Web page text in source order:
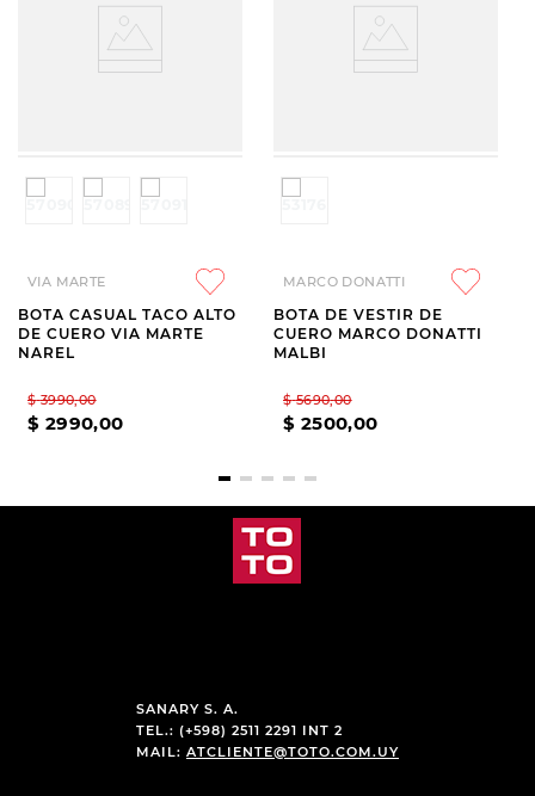
VIA MARTE
BOTA CASUAL TACO ALTO
DE CUERO VIA MARTE
NAREL
$ 3990,00
$ 2990,00
MARCO DONATTI
BOTA DE VESTIR DE
CUERO MARCO DONATTI
MALBI
$ 5690,00
$ 2500,00
SANARY S. A.
TEL.: (+598) 2511 2291 INT 2
MAIL: ATCLIENTE@TOTO.COM.UY